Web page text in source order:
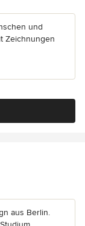
und
Zeichnungen
aus Berlin.